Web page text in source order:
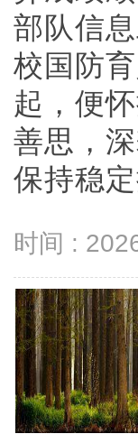
部队信
校国防
起，便
善思，
保持稳
时间 :